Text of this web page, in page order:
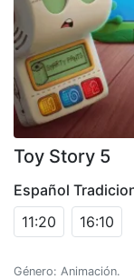
Toy Story 5
Español
11:20
16:10
Género: Animación.